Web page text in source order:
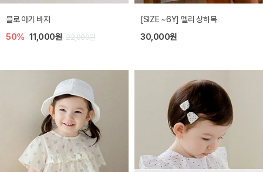
블로 아기 바지
50% 11,000원 22,000원
[SIZE ~6Y] 멜리 상하복
30,000원